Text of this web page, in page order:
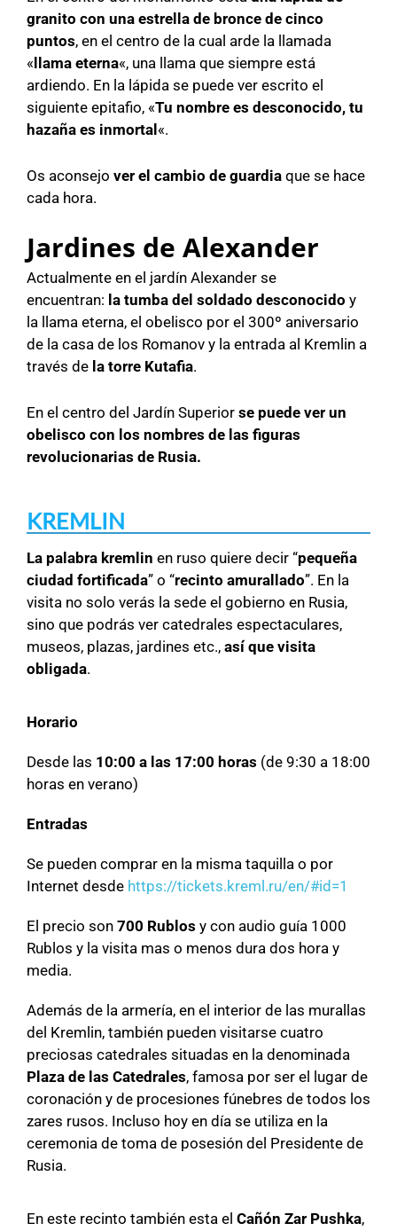
granito con una estrella de bronce de cinco
puntos, en el centro de la cual arde la llamada
« llama eterna«, una llama que siempre está
ardiendo. En la lápida se puede ver escrito el
siguiente epitafio, «Tu nombre es desconocido, tu
hazaña es inmortal «.
Os aconsejo ver el cambio de guardia que se hace
cada hora.
Jardines de Alexander
Actualmente en el jardín Alexander se
encuentran: la tumba del soldado desconocido y
la llama eterna, el obelisco por el 300º aniversario
de la casa de los Romanov y la entrada al Kremlin a
través de la torre Kutafia.
En el centro del Jardín Superior se puede ver un
obelisco con los nombres de las figuras
revolucionarias de Rusia.
KREMLIN
La palabra kremlin en ruso quiere decir “pequeña
ciudad fortificada” o “recinto amurallado”. En la
visita no solo verás la sede el gobierno en Rusia,
sino que podrás ver catedrales espectaculares,
museos, plazas, jardines etc., así que visita
obligada.
Horario
Desde las 10:00 a las 17:00 horas (de 9:30 a 18:00
horas en verano)
Entradas
Se pueden comprar en la misma taquilla o por
Internet desde https://tickets.kreml.ru/en/#id=1
El precio son700 Rublos y con audio guía 1000
Rublos y la visita mas o menos dura dos hora y
media.
Además de la armería, en el interior de las murallas
del Kremlin, también pueden visitarse cuatro
preciosas catedrales situadas en la denominada
Plaza de las Catedrales, famosa por ser el lugar de
coronación y de procesiones fúnebres de todos los
zares rusos. Incluso hoy en día se utiliza en la
ceremonia de toma de posesión del Presidente de
Rusia.
En este recinto también esta el Cañón Zar Pushka,